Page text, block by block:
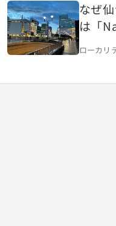
なぜ
は「
「
ローカリ